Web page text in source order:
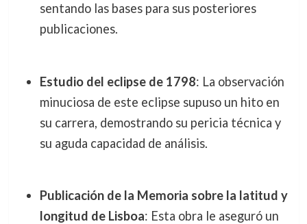
sentando las bases para sus posteriores
publicaciones.
Estudio del eclipse de 1798: La observación
minuciosa de este eclipse supuso un hito en
su carrera, demostrando su pericia técnica y
su aguda capacidad de análisis.
Publicación de la Memoria sobre la latitud y
longitud de Lisboa: Esta obra le aseguró un